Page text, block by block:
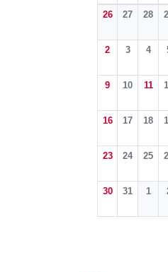
26 27 28
2 3 4
9 10 11
16 17 18
23 24 25
30 31 1